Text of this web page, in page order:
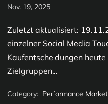
Nov. 19, 2025
Zuletzt aktualisiert:
einzelner Social Media
Kaufentscheidungen
Zielgruppen...
Category: Performance